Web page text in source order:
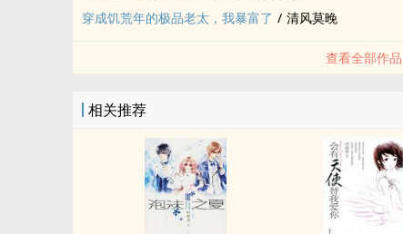
穿成饥荒年的极品老太，我暴富了 / 清风莫晚
查看全部作品
相关推荐